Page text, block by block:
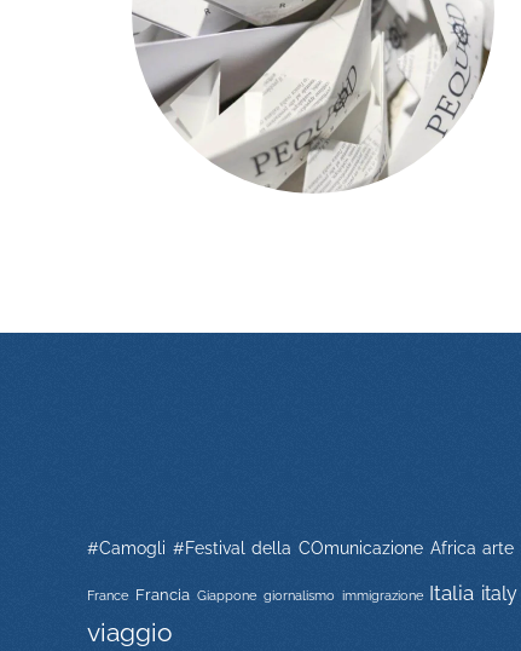
#Camogli #Festival della COmunicazione Africa arte
France Francia Giappone giornalismo immigrazione Italia italy
viaggio